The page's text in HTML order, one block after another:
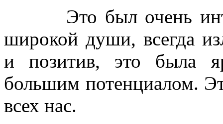
Это был очень
широкой души, всегда
и позитив, это была
большим потенциалом.
всех нас.